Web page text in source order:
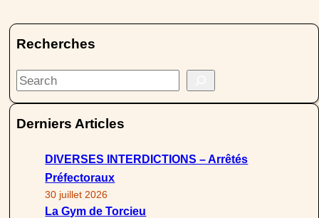
Recherches
S
Derniers Articles
DIVERSES INTERDICTIONS – Arrêtés
Préfectoraux
30 juillet 2026
La Gym de Torcieu